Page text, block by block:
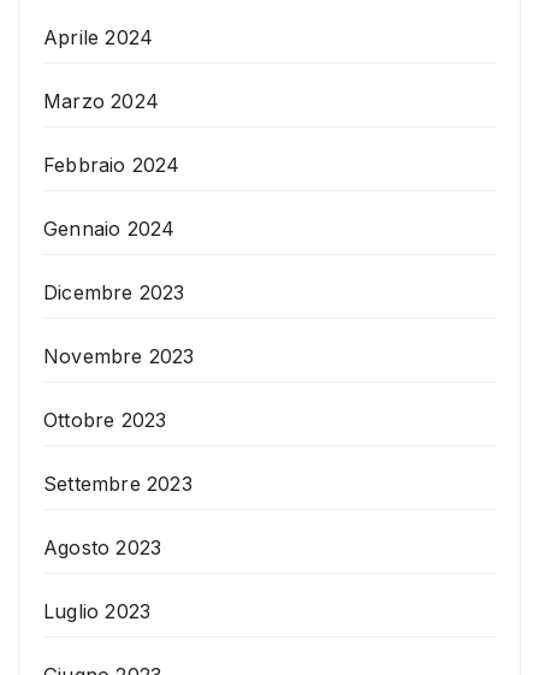
Aprile 2024
Marzo 2024
Febbraio 2024
Gennaio 2024
Dicembre 2023
Novembre 2023
Ottobre 2023
Settembre 2023
Agosto 2023
Luglio 2023